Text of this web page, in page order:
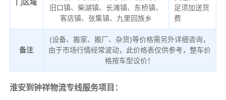
门区域
旧口镇、柴湖镇、长滩镇、东桥镇、
客店镇、张集镇、九里回族乡
足须加送货
费
备注
(设备、搬家、搬厂、杂货)等价格需另外详细咨询，
由于市场行情经常波动，此价格表仅供参考，整车价
格按车型议价！
淮安到钟祥物流专线服务项目：